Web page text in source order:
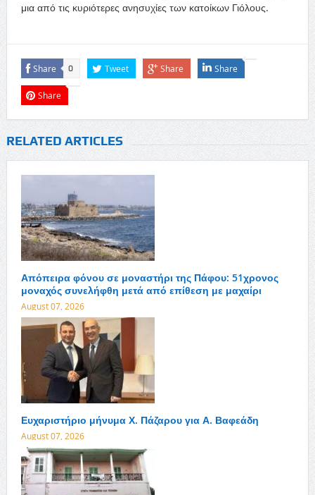
μια από τις κυριότερες ανησυχίες των κατοίκων Γιόλους.
Share 0 Tweet Share Share
Share
RELATED ARTICLES
Απόπειρα φόνου σε μοναστήρι της Πάφου: 51χρονος
μοναχός συνελήφθη μετά από επίθεση με μαχαίρι
August 07, 2026
Ευχαριστήριο μήνυμα Χ. Πάζαρου για Α. Βαφεάδη
August 07, 2026